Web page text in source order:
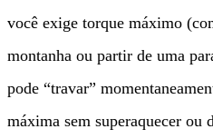
você exige torque máximo
montanha ou partir de uma
pode “travar”
máxima sem superaquecer ou